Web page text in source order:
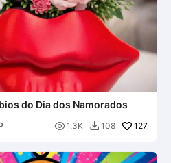
do Dia dos Namorados
 1.3K  108 127